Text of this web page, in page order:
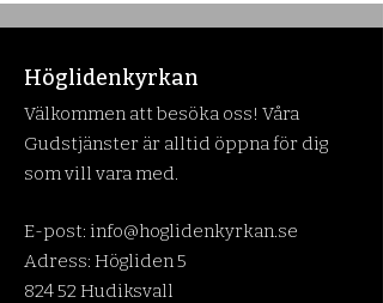
Höglidenkyrkan
Välkommen att besöka oss! Våra
Gudstjänster är alltid öppna för dig
som vill vara med.
E-post: info@hoglidenkyrkan.se
Adress: Högliden 5
824 52 Hudiksvall